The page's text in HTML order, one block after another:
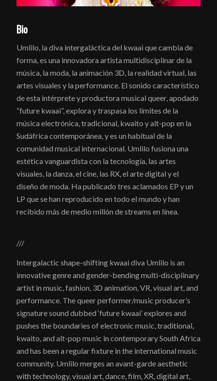
Bio
Umlilo, la diva intergaláctica del kwaai que cambia de
forma, es una innovadora artista multidisciplinar de la
música, la moda, la animación 3D, la realidad virtual, las
artes visuales y la performance. El sonido característico
de esta intérprete y productora musical queer, apodado
“future kwaai”, explora y traspasa los límites de la
música electrónica, tradicional, kwaito y alt-pop en la
Sudáfrica contemporánea, y es un habitual de la
comunidad musical internacional. Umlilo fusiona una
estética vanguardista con la tecnología, las artes
visuales, la danza, el cine, las RX, el arte digital y el
diseño de moda. Ha publicado tres aclamados EP y un
LP que se han reproducido en todo el mundo y han
recibido más de medio millón de streams en línea.
///
Intergalactic shape-shifting kwaai diva Umlilo is an
innovative genre and gender-bending multi-disciplinary
artist in music, fashion, 3D animation, VR, visual art, and
performance. The queer performer/music producer’s
signature sound dubbed ‘future kwaai’ explores and
pushes the boundaries of electronic music, traditional,
kwaito, and alt-pop music in contemporary South Africa
and has been a regular fixture in the international music
community. Umlilo merges an avant-garde aesthetic
with technology, visual art, dance, film, XR, digital art,